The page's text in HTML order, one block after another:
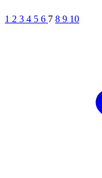
1 2 3 4 5 6 7 8 9 10